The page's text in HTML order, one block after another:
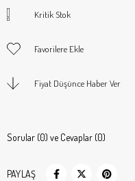
Kritik Stok
Favorilere Ekle
Fiyat Düşünce Haber Ver
Sorular (0) ve Cevaplar (0)
PAYLAŞ